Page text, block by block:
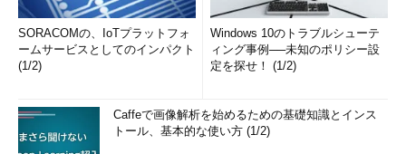
SORACOMの、IoTプラットフォ
ームサービスとしてのインパクト
(1/2)
Windows 10のトラブルシューテ
ィング事例──未知のポリシー設
定を探せ！ (1/2)
Caffeで画像解析を始めるための基礎知識とインス
トール、基本的な使い方 (1/2)